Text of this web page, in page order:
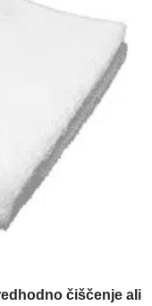
čiščenje ali